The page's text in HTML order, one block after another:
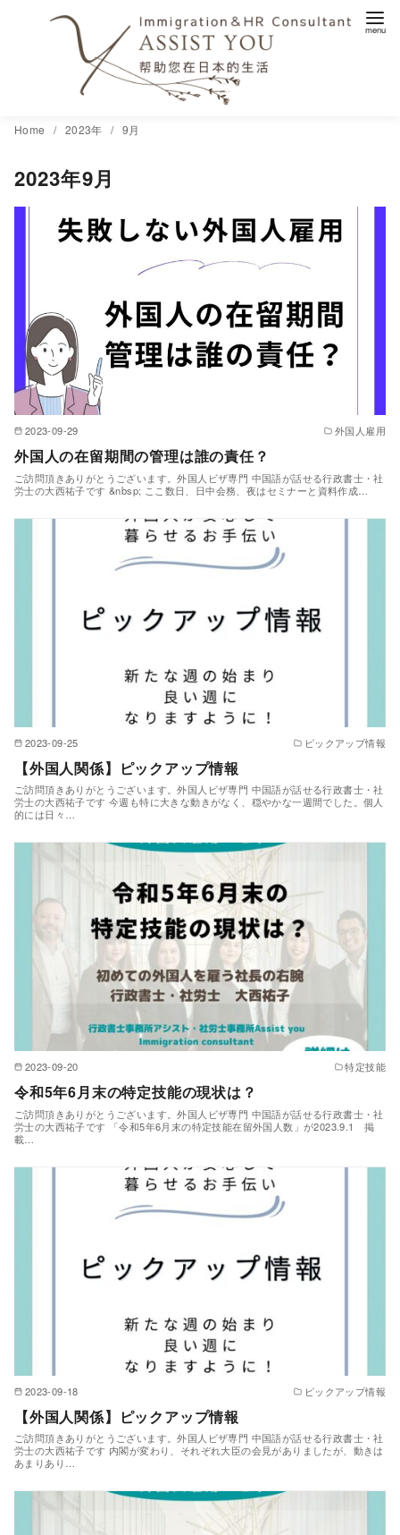
Home 2023年 9月
2023年9月
2023-09-29 外国人雇用
外国人の在留期間の管理は誰の責任？
ご訪問頂きありがとうございます。外国人ビザ専門 中国語が話せる行政書士・社
労士の大西祐子です &nbsp; ここ数日、日中会務、夜はセミナーと資料作成…
2023-09-25 ピックアップ情報
【外国人関係】ピックアップ情報
ご訪問頂きありがとうございます。外国人ビザ専門 中国語が話せる行政書士・社
労士の大西祐子です 今週も特に大きな動きがなく、穏やかな一週間でした。個人
的には日々…
2023-09-20 特定技能
令和5年6月末の特定技能の現状は？
ご訪問頂きありがとうございます。外国人ビザ専門 中国語が話せる行政書士・社
労士の大西祐子です 「令和5年6月末の特定技能在留外国人数」が2023.9.1 掲
載…
2023-09-18 ピックアップ情報
【外国人関係】ピックアップ情報
ご訪問頂きありがとうございます。外国人ビザ専門 中国語が話せる行政書士・社
労士の大西祐子です 内閣が変わり、それぞれ大臣の会見がありましたが、動きは
あまりあり…